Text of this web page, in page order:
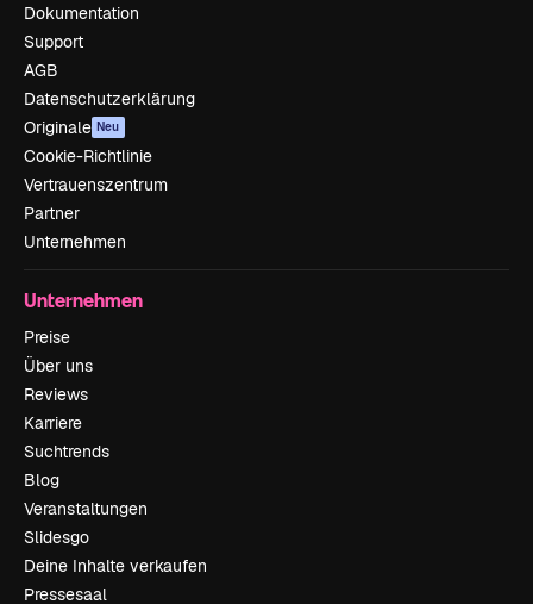
Dokumentation
Support
AGB
Datenschutzerklärung
Originale Neu
Cookie-Richtlinie
Vertrauenszentrum
Partner
Unternehmen
Unternehmen
Preise
Über uns
Reviews
Karriere
Suchtrends
Blog
Veranstaltungen
Slidesgo
Deine Inhalte verkaufen
Pressesaal